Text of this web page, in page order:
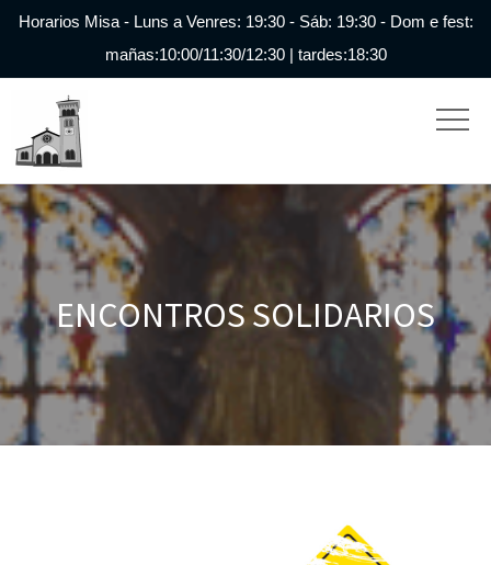
Horarios Misa - Luns a Venres: 19:30 - Sáb: 19:30 - Dom e fest:
mañas:10:00/11:30/12:30 | tardes:18:30
ENCONTROS SOLIDARIOS